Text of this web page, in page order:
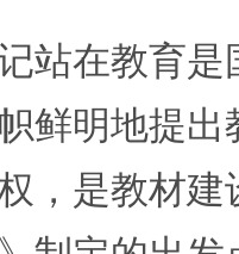
在教育是
鲜明地提
，是教材